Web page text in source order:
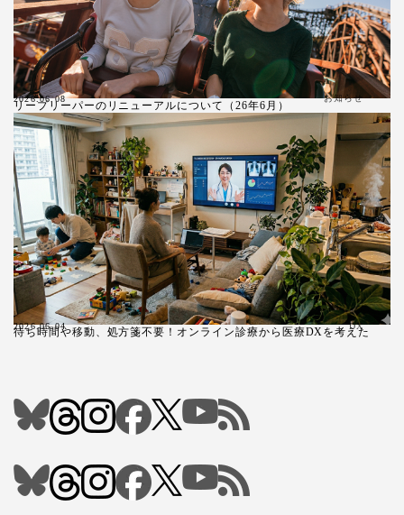
リープリーパーのリニューアルについて（26年6月）
2026.06.08 お知らせ
待ち時間や移動、処方箋不要！オンライン診療から医療DXを考えた
2026.06.04 DX